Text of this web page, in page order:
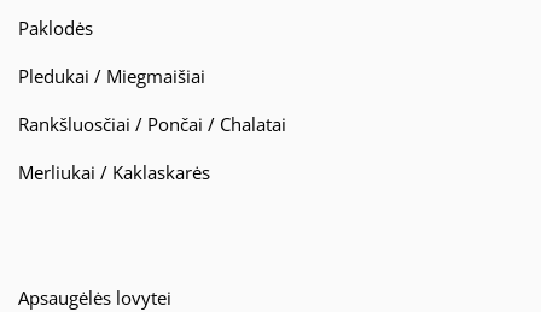
Paklodės
Pledukai / Miegmaišiai
Rankšluosčiai / Pončai / Chalatai
Merliukai / Kaklaskarės
Apsaugėlės lovytei